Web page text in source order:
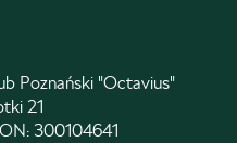
Poznański "Octavius"
21
300104641